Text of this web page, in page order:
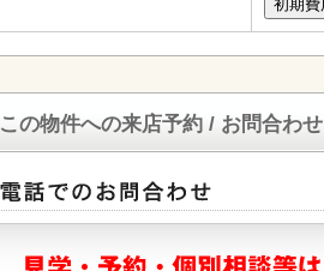
この物件への来店予約 / お問合わせ